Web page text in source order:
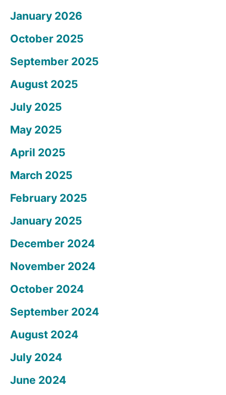
January 2026
October 2025
September 2025
August 2025
July 2025
May 2025
April 2025
March 2025
February 2025
January 2025
December 2024
November 2024
October 2024
September 2024
August 2024
July 2024
June 2024